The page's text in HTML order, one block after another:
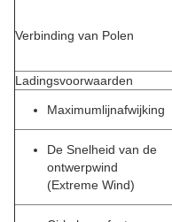
Verbinding van Polen
Ladingsvoorwaarden
Maximumlijnafwijking
De Snelheid van de
ontwerpwind
(Extreme Wind)